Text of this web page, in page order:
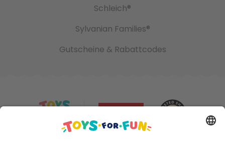
Schleich®
Sylvanian Families®
Gutscheine & Rabattcodes